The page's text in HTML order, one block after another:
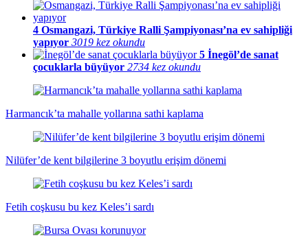
4 Osmangazi, Türkiye Ralli Şampiyonası’na ev sahipliği
yapıyor 3019 kez okundu
5 İnegöl’de sanat
çocuklarla büyüyor 2734 kez okundu
Harmancık’ta mahalle yollarına sathi kaplama
Nilüfer’de kent bilgilerine 3 boyutlu erişim dönemi
Fetih coşkusu bu kez Keles’i sardı